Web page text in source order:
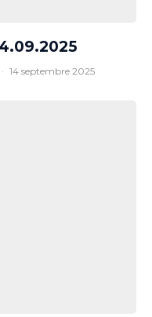
· 14 septembre 2025